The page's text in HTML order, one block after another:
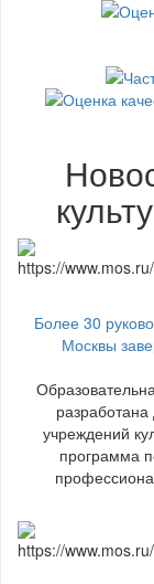
Более 30
Москвы
разработана
учреждений
программа